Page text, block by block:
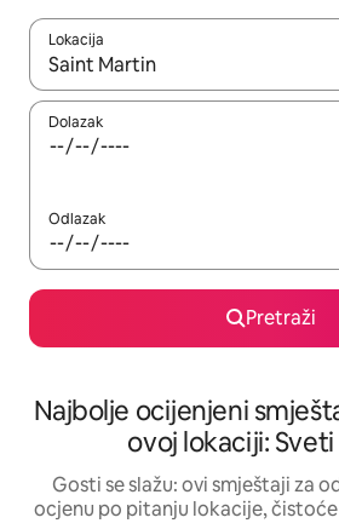
Lokacija
Kad rezultati budu dostupni, krećite
Dolazak
Odlazak
Pretraži
Najbolje ocijenjeni
ovoj lokaciji:
Gosti se slažu: ovi smještaji za
ocjenu po pitanju lokacije,